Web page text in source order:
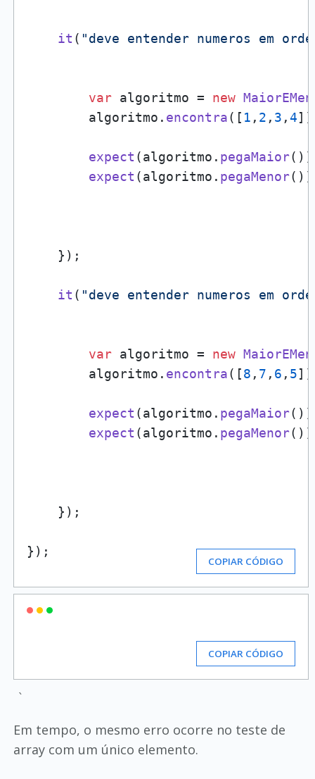
it ( "deve entender numeros em
var algoritmo = new
        algoritmo.
encontra([ 1 , 2 , 3 ,4
expect (algoritmo. pegaMaior
expect (algoritmo. pegaMenor
    });
it ( "deve entender numeros em
var algoritmo = new
        algoritmo.
encontra([8 , 7 , 6 , 5
expect (algoritmo. pegaMaior
expect (algoritmo. pegaMenor
    });
});
COPIAR CÓDIGO
COPIAR CÓDIGO
`
Em tempo, o mesmo erro ocorre no teste de
array com um único elemento.